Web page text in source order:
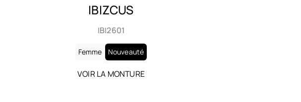
IBIZCUS
IBI2602
Femme Nouveauté
VOIR LA MONTURE